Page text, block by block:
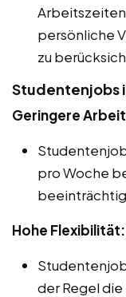
persönliche
zu
Studentenjobs
Geringere
pro Woche
Hohe Flexibilität:
der Regel